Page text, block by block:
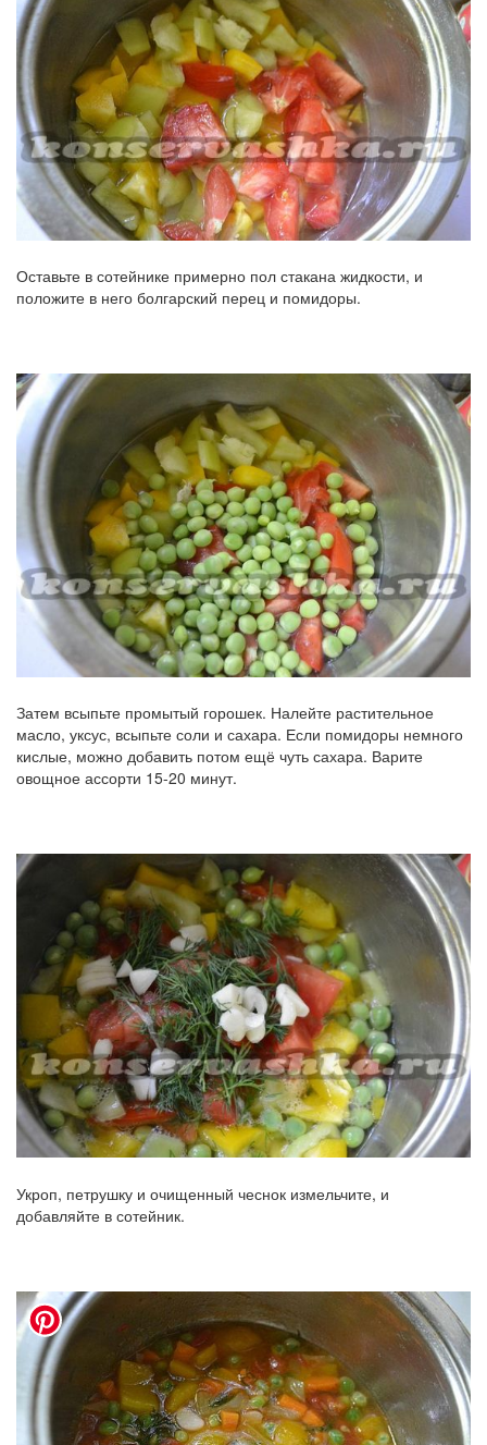
Оставьте в сотейнике примерно пол стакана жидкости, и
положите в него болгарский перец и помидоры.
Затем всыпьте промытый горошек. Налейте растительное
масло, уксус, всыпьте соли и сахара. Если помидоры немного
кислые, можно добавить потом ещё чуть сахара. Варите
овощное ассорти 15-20 минут.
Укроп, петрушку и очищенный чеснок измельчите, и
добавляйте в сотейник.